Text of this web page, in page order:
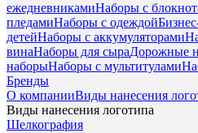
ежедневникамиНаборы с
пледамиНаборы с одеждой
детейНаборы с аккумуляторами
винаНаборы для сыраДорожные
наборыНаборы с мультитулами
Бренды
О компанииВиды нанесения
Виды нанесения логотипа
Шелкография